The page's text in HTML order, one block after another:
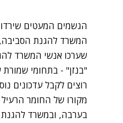
הגשמים המעטים
המשרד להגנת
שערכו אנשי המשרד
"בנזן" - בתחומי שמורת
רוצים לקבל עדכונים
מקורו של החומר
בערבה, ובמשרד להגנת